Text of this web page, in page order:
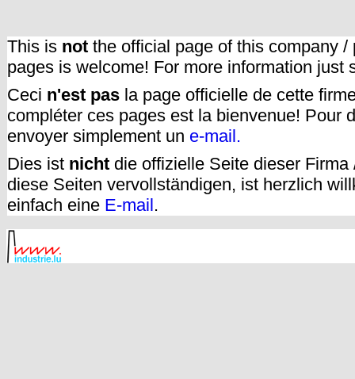
This is not the official page of this company
pages is welcome! For more information just
Ceci n'est pas la page officielle de cette
compléter ces pages est la bienvenue! Pour
envoyer simplement un e-mail.
Dies ist nicht die offizielle Seite dieser
diese Seiten vervollständigen, ist herzlich
einfach eine E-mail.